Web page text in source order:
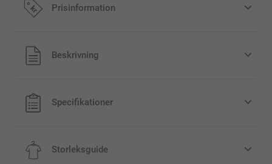
Prisinformation
Alla priser är i svenska kronor (SEK), inklusive moms och
exklusive porto.
Beskrivning
Specifikationer
Storleksguide